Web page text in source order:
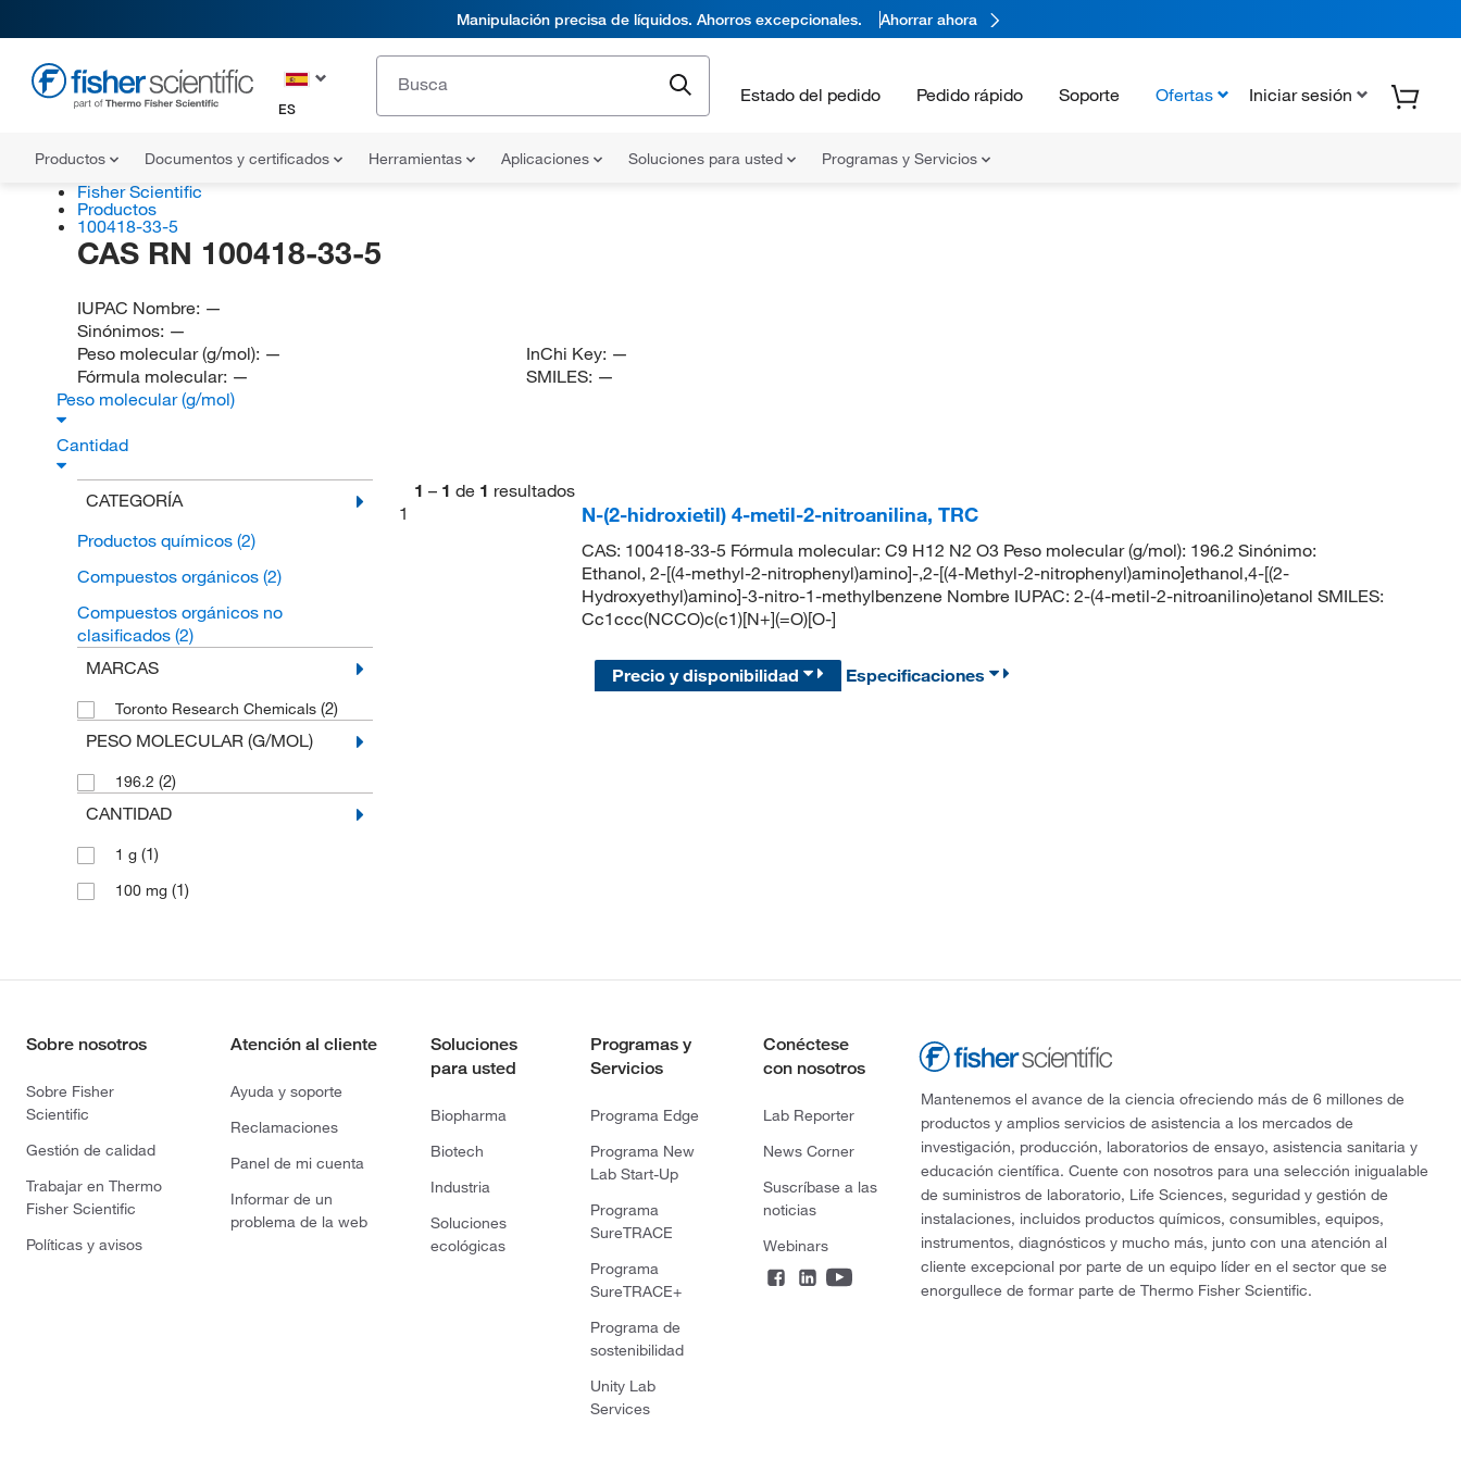
Manipulación precisa de líquidos. Ahorros excepcionales. Ahorrar ahora
ES
Estado del pedido Pedido rápido Soporte Ofertas Iniciar sesión
Productos Documentos y certificados Herramientas Aplicaciones Soluciones para usted Programas y Servicios
Fisher Scientific
Productos
100418-33-5
CAS RN 100418-33-5
IUPAC Nombre: —
Sinónimos: —
Peso molecular (g/mol): —
Fórmula molecular: —
InChi Key: —
SMILES: —
Peso molecular (g/mol)
Cantidad
CATEGORÍA
Productos químicos (2)
Compuestos orgánicos (2)
Compuestos orgánicos no
clasificados (2)
MARCAS
Toronto Research Chemicals (2)
PESO MOLECULAR (G/MOL)
196.2 (2)
CANTIDAD
1 g (1)
100 mg (1)
1 – 1 de 1 resultados
1
N-(2-hidroxietil) 4-metil-2-nitroanilina, TRC
CAS: 100418-33-5 Fórmula molecular: C9 H12 N2 O3 Peso molecular (g/mol): 196.2 Sinónimo:
Ethanol, 2-[(4-methyl-2-nitrophenyl)amino]-,2-[(4-Methyl-2-nitrophenyl)amino]ethanol,4-[(2-
Hydroxyethyl)amino]-3-nitro-1-methylbenzene Nombre IUPAC: 2-(4-metil-2-nitroanilino)etanol SMILES:
Cc1ccc(NCCO)c(c1)[N+](=O)[O-]
Precio y disponibilidad Especificaciones
Sobre nosotros
Sobre Fisher
Scientific
Gestión de calidad
Trabajar en Thermo
Fisher Scientific
Políticas y avisos
Atención al cliente
Ayuda y soporte
Reclamaciones
Panel de mi cuenta
Informar de un
problema de la web
Soluciones
para usted
Biopharma
Biotech
Industria
Soluciones
ecológicas
Programas y
Servicios
Programa Edge
Programa New
Lab Start-Up
Programa
SureTRACE
Programa
SureTRACE+
Programa de
sostenibilidad
Unity Lab
Services
Conéctese
con nosotros
Lab Reporter
News Corner
Suscríbase a las
noticias
Webinars
Mantenemos el avance de la ciencia ofreciendo más de 6 millones de
productos y amplios servicios de asistencia a los mercados de
investigación, producción, laboratorios de ensayo, asistencia sanitaria y
educación científica. Cuente con nosotros para una selección inigualable
de suministros de laboratorio, Life Sciences, seguridad y gestión de
instalaciones, incluidos productos químicos, consumibles, equipos,
instrumentos, diagnósticos y mucho más, junto con una atención al
cliente excepcional por parte de un equipo líder en el sector que se
enorgullece de formar parte de Thermo Fisher Scientific.